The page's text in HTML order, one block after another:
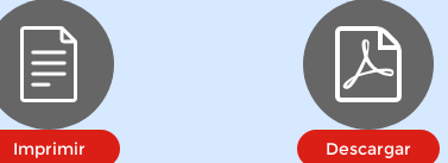
Imprimir Descargar